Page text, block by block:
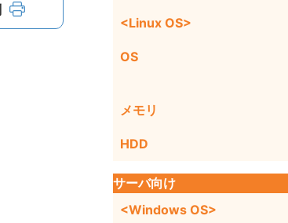
<Linux OS>
OS
メモリ
HDD
サーバ向け
<Windows OS>